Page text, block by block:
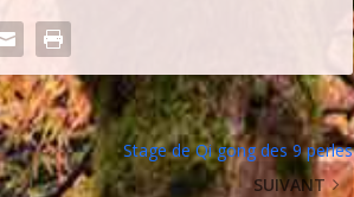
Stage de Qi gong des 9 perles
SUIVANT